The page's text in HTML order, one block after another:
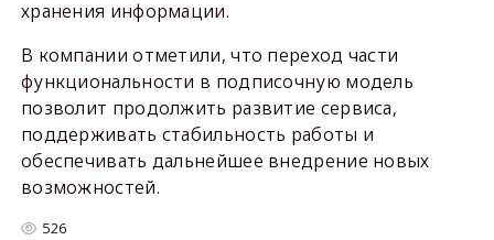
хранения информации.
В компании отметили, что переход части
функциональности в подписочную модель
позволит продолжить развитие сервиса,
поддерживать стабильность работы и
обеспечивать дальнейшее внедрение новых
возможностей.
526